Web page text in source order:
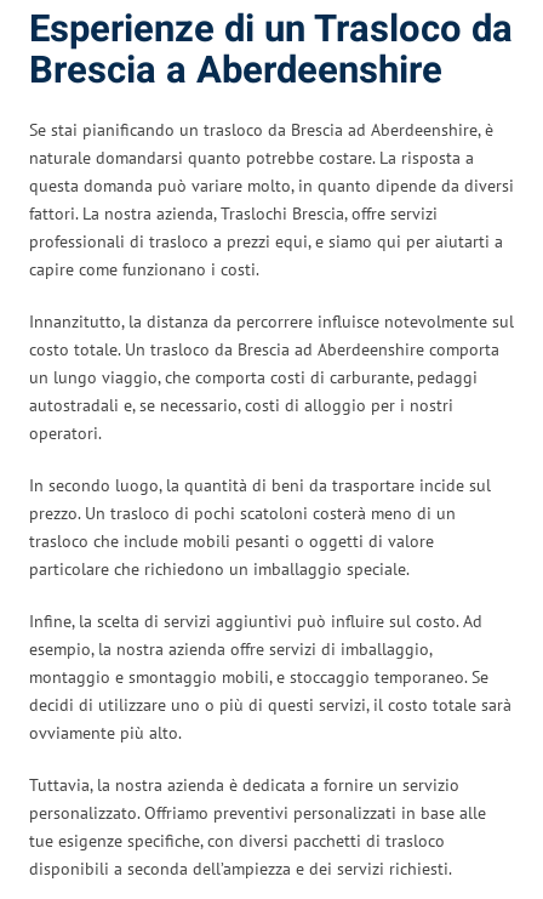
Esperienze di un Trasloco da
Brescia a Aberdeenshire
Se stai pianificando un trasloco da Brescia ad Aberdeenshire, è
naturale domandarsi quanto potrebbe costare. La risposta a
questa domanda può variare molto, in quanto dipende da diversi
fattori. La nostra azienda, Traslochi Brescia, offre servizi
professionali di trasloco a prezzi equi, e siamo qui per aiutarti a
capire come funzionano i costi.
Innanzitutto, la distanza da percorrere influisce notevolmente sul
costo totale. Un trasloco da Brescia ad Aberdeenshire comporta
un lungo viaggio, che comporta costi di carburante, pedaggi
autostradali e, se necessario, costi di alloggio per i nostri
operatori.
In secondo luogo, la quantità di beni da trasportare incide sul
prezzo. Un trasloco di pochi scatoloni costerà meno di un
trasloco che include mobili pesanti o oggetti di valore
particolare che richiedono un imballaggio speciale.
Infine, la scelta di servizi aggiuntivi può influire sul costo. Ad
esempio, la nostra azienda offre servizi di imballaggio,
montaggio e smontaggio mobili, e stoccaggio temporaneo. Se
decidi di utilizzare uno o più di questi servizi, il costo totale sarà
ovviamente più alto.
Tuttavia, la nostra azienda è dedicata a fornire un servizio
personalizzato. Offriamo preventivi personalizzati in base alle
tue esigenze specifiche, con diversi pacchetti di trasloco
disponibili a seconda dell’ampiezza e dei servizi richiesti.